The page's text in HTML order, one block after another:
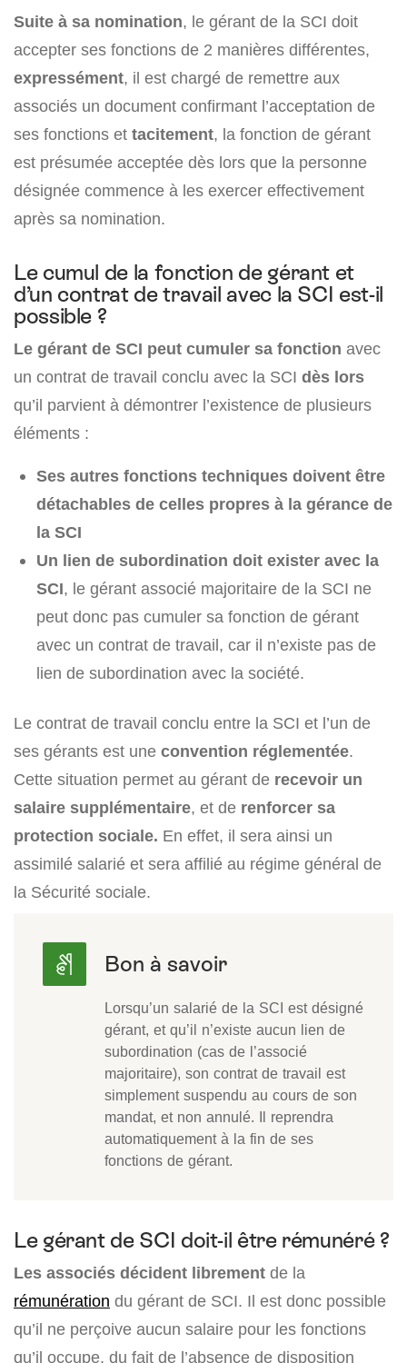
Suite à sa nomination, le gérant de la SCI doit
accepter ses fonctions de 2 manières différentes,
expressément, il est chargé de remettre aux
associés un document confirmant l’acceptation de
ses fonctions et tacitement, la fonction de gérant
est présumée acceptée dès lors que la personne
désignée commence à les exercer effectivement
après sa nomination.
Le cumul de la fonction de gérant et
d’un contrat de travail avec la SCI est-il
possible ?
Le gérant de SCI peut cumuler sa fonction avec
un contrat de travail conclu avec la SCI dès lors
qu’il parvient à démontrer l’existence de plusieurs
éléments :
Ses autres fonctions techniques doivent être
détachables de celles propres à la gérance de
la SCI
Un lien de subordination doit exister avec la
SCI, le gérant associé majoritaire de la SCI ne
peut donc pas cumuler sa fonction de gérant
avec un contrat de travail, car il n’existe pas de
lien de subordination avec la société.
Le contrat de travail conclu entre la SCI et l’un de
ses gérants est une convention réglementée.
Cette situation permet au gérant de recevoir un
salaire supplémentaire, et de renforcer sa
protection sociale. En effet, il sera ainsi un
assimilé salarié et sera affilié au régime général de
la Sécurité sociale.
Lorsqu’un salarié de la SCI est désigné
gérant, et qu’il n’existe aucun lien de
subordination (cas de l’associé
majoritaire), son contrat de travail est
simplement suspendu au cours de son
mandat, et non annulé. Il reprendra
automatiquement à la fin de ses
fonctions de gérant.
Le gérant de SCI doit-il être rémunéré ?
Les associés décident librement de la
rémunération du gérant de SCI. Il est donc possible
qu’il ne perçoive aucun salaire pour les fonctions
qu’il occupe, du fait de l’absence de disposition